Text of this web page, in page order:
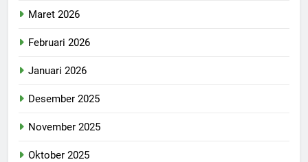
Maret 2026
Februari 2026
Januari 2026
Desember 2025
November 2025
Oktober 2025